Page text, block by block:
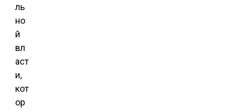
ль
но
й
вл
аст
и,
кот
ор